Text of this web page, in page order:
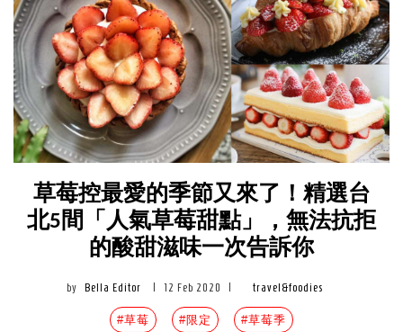
草莓控最愛的季節又來了！精選台
北5間「人氣草莓甜點」，無法抗拒
的酸甜滋味一次告訴你
by Bella Editor 12 Feb 2020 travel&foodies
#草莓 #限定 #草莓季